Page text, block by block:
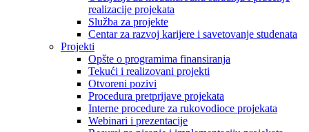
realizacije projekata
Služba za projekte
Centar za razvoj karijere i savetovanje studenata
Projekti
Opšte o programima finansiranja
Tekući i realizovani projekti
Otvoreni pozivi
Procedura pretprijave projekata
Interne procedure za rukovodioce projekata
Webinari i prezentacije